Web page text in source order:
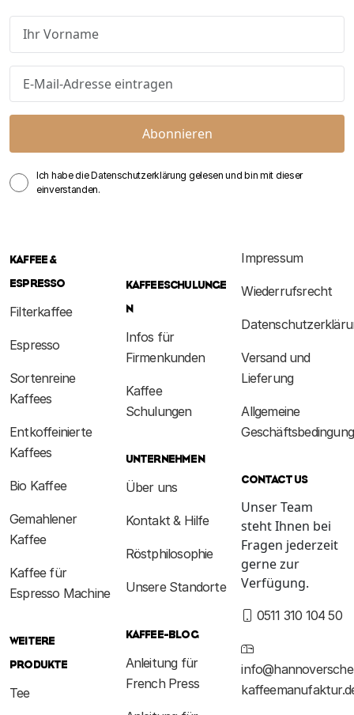
Abonnieren
Ich habe die Datenschutzerklärung gelesen und bin mit dieser
einverstanden.
KAFFEE &
ESPRESSO
Filterkaffee
Espresso
Sortenreine
Kaffees
Entkoffeinierte
Kaffees
Bio Kaffee
Gemahlener
Kaffee
Kaffee für
Espresso Machine
WEITERE
PRODUKTE
Tee
KAFFEESCHULUNGE
N
Infos für
Firmenkunden
Kaffee
Schulungen
UNTERNEHMEN
Über uns
Kontakt & Hilfe
Röstphilosophie
Unsere Standorte
KAFFEE-BLOG
Anleitung für
French Press
Impressum
Wiederrufsrecht
Versand und
Lieferung
Allgemeine
CONTACT US
Unser Team
steht Ihnen bei
Fragen jederzeit
gerne zur
Verfügung.
0511 310 104 50